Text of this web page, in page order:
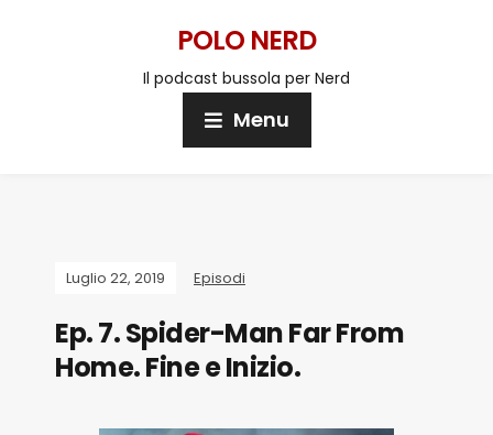
POLO NERD
Il podcast bussola per Nerd
Menu
Luglio 22, 2019 Episodi
Ep. 7. Spider-Man Far From
Home. Fine e Inizio.